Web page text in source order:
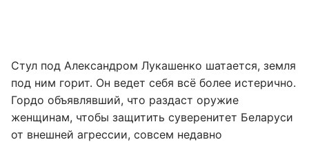
Стул под Александром Лукашенко шатается, земля
под ним горит. Он ведет себя всё более истерично.
Гордо объявлявший, что раздаст оружие
женщинам, чтобы защитить суверенитет Беларуси
от внешней агрессии, совсем недавно